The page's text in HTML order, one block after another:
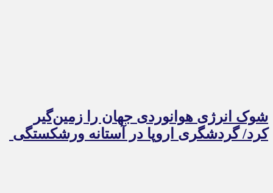
شوک انرژی هوانوردی جهان را زمین‌گیر
کرد/ گردشگری اروپا در آستانه ورشکستگی